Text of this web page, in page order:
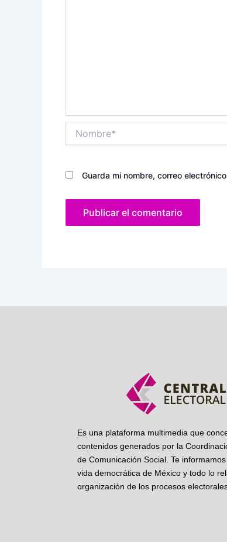
Guarda mi nombre, correo
Es una plataforma multimedia que
contenidos generados por la
de Comunicación Social. Te
vida democrática de México y todo lo
organización de los procesos